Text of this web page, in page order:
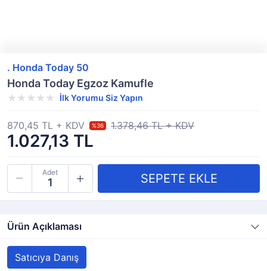
. Honda Today 50
Honda Today Egzoz Kamufle
İlk Yorumu Siz Yapın
1.027,13 TL
870,45 TL + KDV %36 1.378,46 TL + KDV
Adet
Ürün Açıklaması
Satıcıya Danış